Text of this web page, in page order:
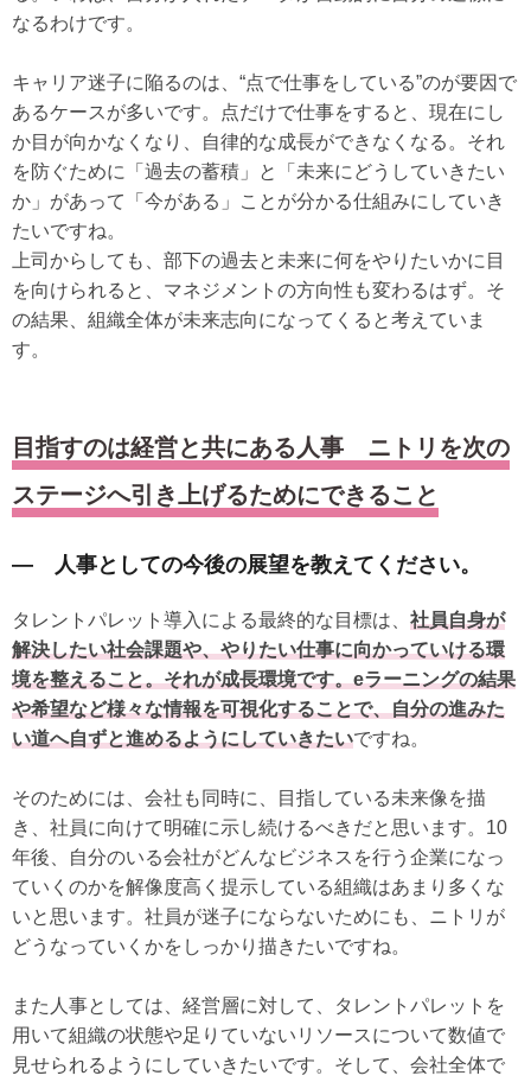
なるわけです。
キャリア迷子に陥るのは、“点で仕事をしている”のが要因で
あるケースが多いです。点だけで仕事をすると、現在にし
か目が向かなくなり、自律的な成長ができなくなる。それ
を防ぐために「過去の蓄積」と「未来にどうしていきたい
か」があって「今がある」ことが分かる仕組みにしていき
たいですね。
上司からしても、部下の過去と未来に何をやりたいかに目
を向けられると、マネジメントの方向性も変わるはず。そ
の結果、組織全体が未来志向になってくると考えていま
す。
目指すのは経営と共にある人事 ニトリを次の
ステージへ引き上げるためにできること
― 人事としての今後の展望を教えてください。
タレントパレット導入による最終的な目標は、 社員自身が
解決したい社会課題や、やりたい仕事に向かっていける環
境を整えること。それが成長環境です。eラーニングの結果
や希望など様々な情報を可視化することで、自分の進みた
い道へ自ずと進めるようにしていきたいですね。
そのためには、会社も同時に、目指している未来像を描
き、社員に向けて明確に示し続けるべきだと思います。10
年後、自分のいる会社がどんなビジネスを行う企業になっ
ていくのかを解像度高く提示している組織はあまり多くな
いと思います。社員が迷子にならないためにも、ニトリが
どうなっていくかをしっかり描きたいですね。
また人事としては、経営層に対して、タレントパレットを
用いて組織の状態や足りていないリソースについて数値で
見せられるようにしていきたいです。そして、会社全体で